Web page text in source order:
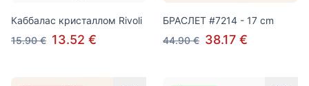
Каббалас кристаллом Rivoli
15.90 € 13.52 €
БРАСЛЕТ #7214 - 17 cm
44.90 € 38.17 €